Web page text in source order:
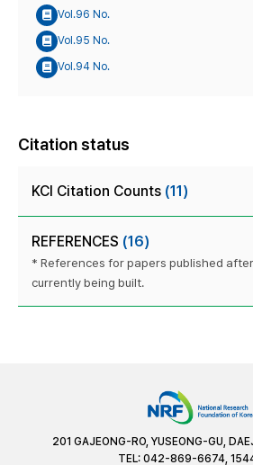
Vol.96 No.
Vol.95 No.
Vol.94 No.
Citation status
KCI Citation Counts (11)
REFERENCES (16)
* References for papers published
currently being built.
201 GAJEONG-RO, YUSEONG-GU,
TEL: 042-869-6674,